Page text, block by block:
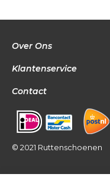
Over Ons
Klantenservice
Contact
© 2021 Ruttenschoenen